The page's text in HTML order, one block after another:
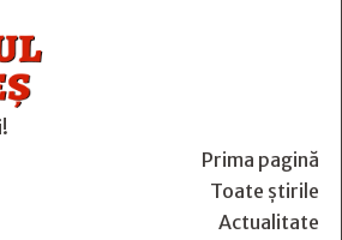
Prima pagină
Toate știrile
Actualitate